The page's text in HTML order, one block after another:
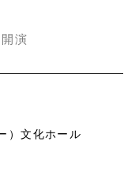
演
）文化ホール